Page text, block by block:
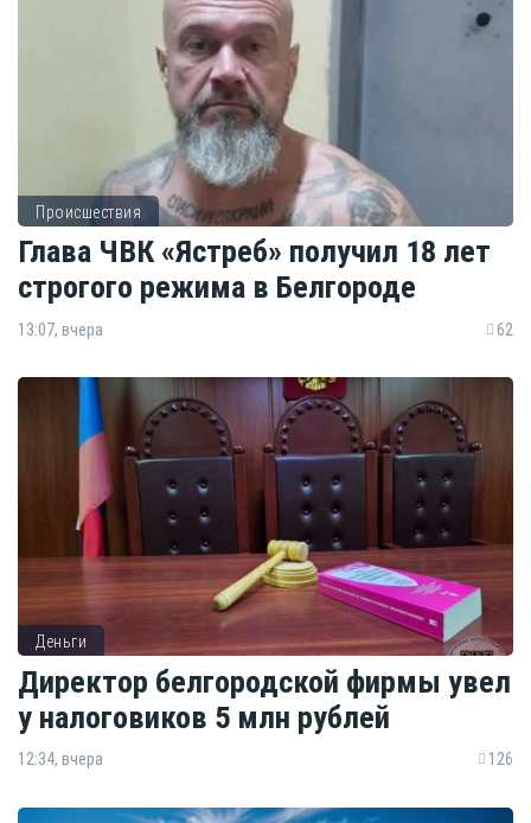
Происшествия
Глава ЧВК «Ястреб» получил 18 лет
строгого режима в Белгороде
13:07, вчера 62
Деньги
Директор белгородской фирмы увел
у налоговиков 5 млн рублей
12:34, вчера 126